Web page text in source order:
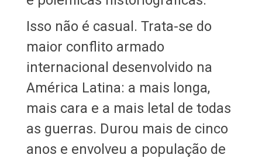
Isso não é casual. Trata-se do
maior conflito armado
internacional desenvolvido na
América Latina: a mais longa,
mais cara e a mais letal de todas
as guerras. Durou mais de cinco
anos e envolveu a população de